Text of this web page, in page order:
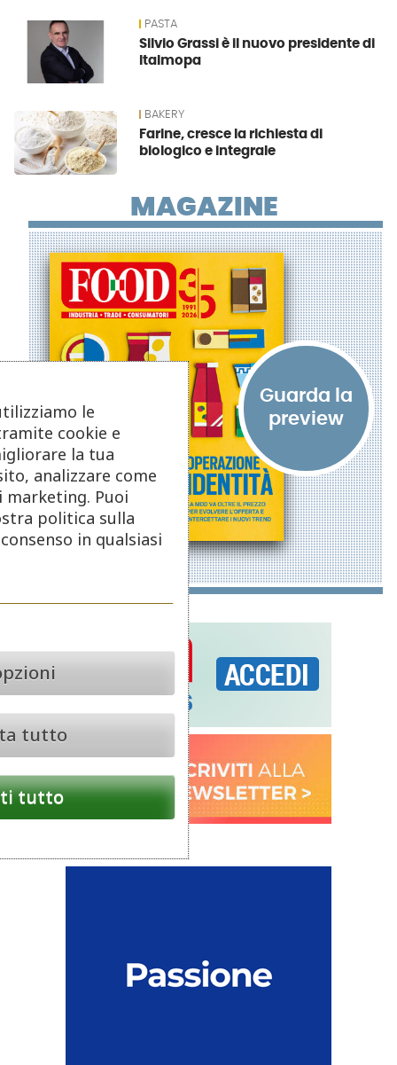
PASTA
Silvio Grassi è il nuovo presidente di
Italmopa
BAKERY
Farine, cresce la richiesta di
biologico e integrale
MAGAZINE
le
cookie e
la tua
analizzare come
Puoi
politica sulla
in qualsiasi
tutto
tutto